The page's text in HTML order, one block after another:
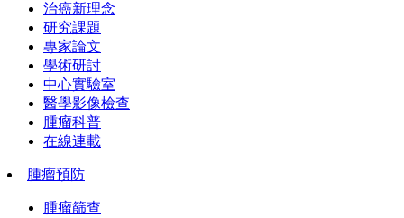
治癌新理念
研究課題
專家論文
學術研討
中心實驗室
醫學影像檢查
腫瘤科普
在線連載
腫瘤預防
腫瘤篩查